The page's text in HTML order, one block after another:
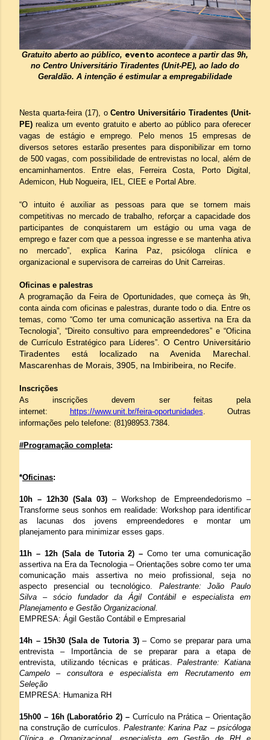
Gratuito aberto ao público, evento acontece a partir das 9h,
no Centro Universitário Tiradentes (Unit-PE), ao lado do
Geraldão. A intenção é estimular a empregabilidade
Nesta quarta-feira (17), oCentro Universitário Tiradentes (Unit-
PE) realiza um evento gratuito e aberto ao público para oferecer
vagas de estágio e emprego. Pelo menos 15 empresas de
diversos setores estarão presentes para disponibilizar em torno
de 500 vagas, com possibilidade de entrevistas no local, além de
encaminhamentos.
Entre elas, Ferreira Costa, Porto Digital,
Ademicon, Hub Nogueira, IEL, CIEE e Portal Abre.
“O intuito é auxiliar as pessoas para que se tornem mais
competitivas no mercado de trabalho, reforçar a capacidade dos
participantes de conquistarem um estágio ou uma vaga de
emprego e fazer com que a pessoa ingresse e se mantenha ativa
no mercado”, explica Karina Paz, psicóloga clínica e
organizacional e supervisora de carreiras do Unit Carreiras.
Oficinas e palestras
A programação da Feira de Oportunidades, que começa às 9h,
conta ainda com oficinas e palestras, durante todo o dia. Entre os
temas, como “Como ter uma comunicação assertiva na Era da
Tecnologia”, “Direito consultivo para empreendedores” e “Oficina
de Currículo Estratégico para Líderes”. O Centro Universitário
Tiradentes está localizado na Avenida Marechal.
Mascarenhas de Morais, 3905, na Imbiribeira, no Recife.
Inscrições
As inscrições devem ser feitas pela
internet:
https://www.unit.br/feira-oportunidades
Outras
informações pelo telefone: (81)98953.7384.
#Programação completa:
*Oficinas:
10h – 12h30 (Sala 03) – Workshop de Empreendedorismo –
Transforme seus sonhos em realidade: Workshop para identificar
as lacunas dos jovens empreendedores e montar um
planejamento para minimizar esses gaps.
11h – 12h (Sala de Tutoria 2) –Como ter uma comunicação
assertiva na Era da Tecnologia – Orientações sobre como ter uma
comunicação mais assertiva no meio profissional, seja no
aspecto presencial ou tecnológico. Palestrante: João Paulo
Silva
– sócio fundador da Ágil Contábil e especialista em
Planejamento e Gestão Organizacional.
EMPRESA: Ágil Gestão Contábil e Empresarial
14h – 15h30 (Sala de Tutoria 3)– Como se preparar para uma
entrevista – Importância de se preparar para a etapa de
entrevista, utilizando técnicas e práticas.
Palestrante: Katiana
Campelo –consultora e especialista em Recrutamento em
Seleção
EMPRESA: Humaniza RH
15h00 – 16h (Laboratório 2) – Currículo na Prática – Orientação
na construção de currículos. Palestrante: Karina Paz – psicóloga